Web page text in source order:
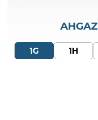
AHGAZ
1G 1H